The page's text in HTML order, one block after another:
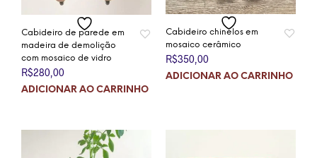
Cabideiro de parede em
madeira de demolição
com mosaico de vidro
R$280,00
ADICIONAR AO CARRINHO
Cabideiro chinelos em
mosaico cerâmico
R$350,00
ADICIONAR AO CARRINHO